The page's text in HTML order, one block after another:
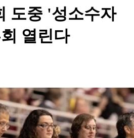
도중 '성소수자
열린다